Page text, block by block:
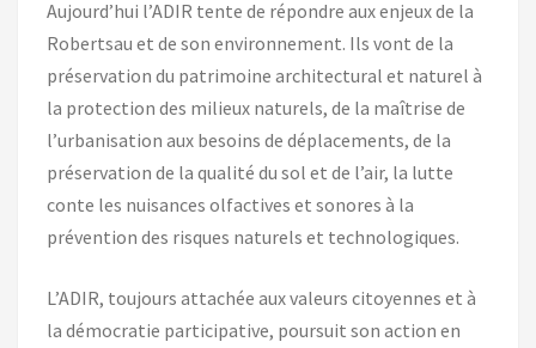
Aujourd’hui l’ADIR tente de répondre aux enjeux de la
Robertsau et de son environnement. Ils vont de la
préservation du patrimoine architectural et naturel à
la protection des milieux naturels, de la maîtrise de
l’urbanisation aux besoins de déplacements, de la
préservation de la qualité du sol et de l’air, la lutte
conte les nuisances olfactives et sonores à la
prévention des risques naturels et technologiques.
L’ADIR, toujours attachée aux valeurs citoyennes et à
la démocratie participative, poursuit son action en